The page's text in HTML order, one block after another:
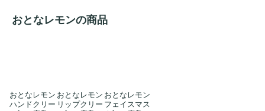
おとなレモンの商品
おとなレモン
ハンドクリー
おとなレモン
リップクリー
おとなレモン
フェイスマス